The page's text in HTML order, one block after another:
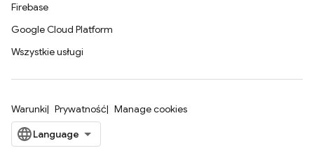
Firebase
Google Cloud Platform
Wszystkie usługi
Warunki Prywatność Manage cookies